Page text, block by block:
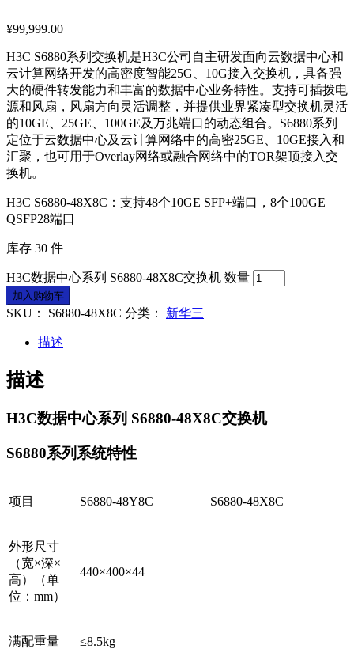
¥99,999.00
H3C S6880系列交换机是H3C公司自主研发面向云数据中心和
云计算网络开发的高密度智能25G、10G接入交换机，具备强
大的硬件转发能力和丰富的数据中心业务特性。支持可插拨电
源和风扇，风扇方向灵活调整，并提供业界紧凑型交换机灵活
的10GE、25GE、100GE及万兆端口的动态组合。S6880系列
定位于云数据中心及云计算网络中的高密25GE、10GE接入和
汇聚，也可用于Overlay网络或融合网络中的TOR架顶接入交
换机。
H3C S6880-48X8C：支持48个10GE SFP+端口，8个100GE
QSFP28端口
库存 30 件
H3C数据中心系列 S6880-48X8C交换机 数量
加入购物车
SKU： S6880-48X8C 分类： 新华三
描述
描述
H3C数据中心系列 S6880-48X8C交换机
S6880系列系统特性
项目 S6880-48Y8C S6880-48X8C
外形尺寸
（宽×深×
高）（单
位：mm）
440×400×44
满配重量 ≤8.5kg